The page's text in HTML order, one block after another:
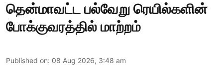
தென்மாவட்ட பல்வேறு ரெயில்களின்
போக்குவரத்தில் மாற்றம்
Published on: 08 Aug 2026, 3:48 am